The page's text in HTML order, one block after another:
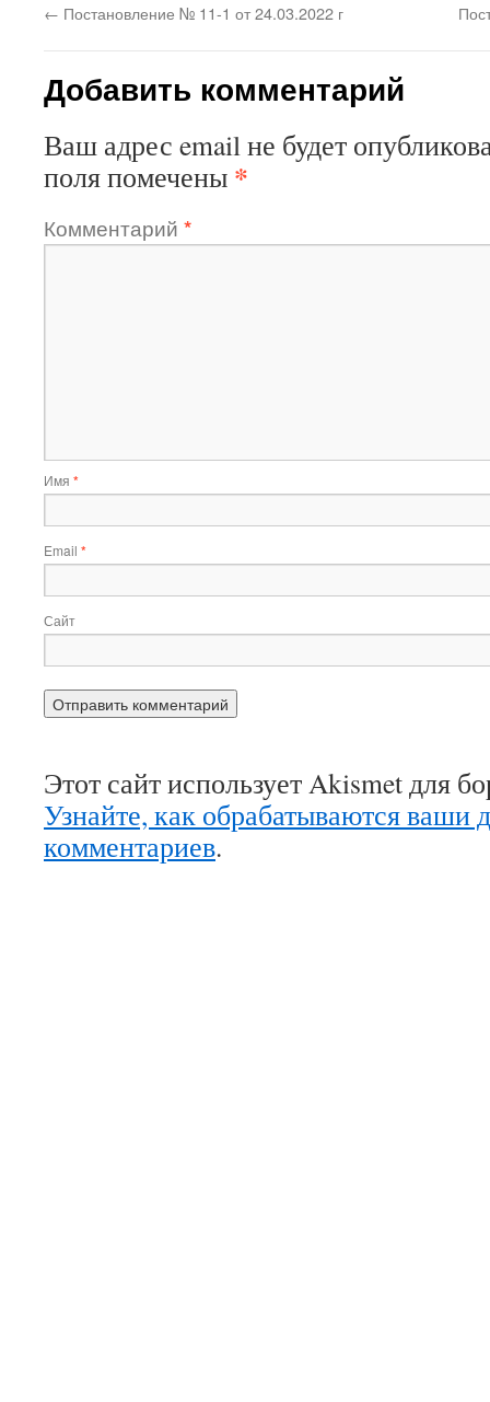
← Постановление № 11-1 от 24.03.2022 г
Добавить комментарий
Ваш адрес email не будет
поля помечены *
Комментарий *
Имя *
Email *
Сайт
Этот сайт использует Akismet для
Узнайте, как обрабатываются ваши
комментариев.